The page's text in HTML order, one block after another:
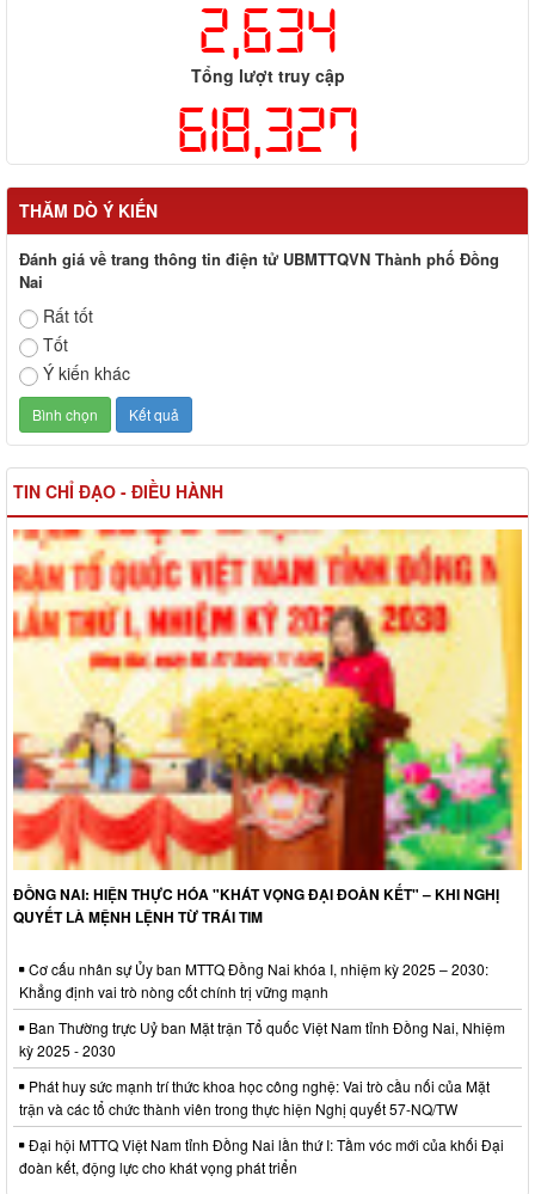
2,634
Tổng lượt truy cập
618,327
THĂM DÒ Ý KIẾN
Đánh giá về trang thông tin điện tử UBMTTQVN Thành phố Đồng
Nai
Rất tốt
Tốt
Ý kiến khác
TIN CHỈ ĐẠO - ĐIỀU HÀNH
ĐỒNG NAI: HIỆN THỰC HÓA "KHÁT VỌNG ĐẠI ĐOÀN KẾT" – KHI NGHỊ
QUYẾT LÀ MỆNH LỆNH TỪ TRÁI TIM
Cơ cấu nhân sự Ủy ban MTTQ Đồng Nai khóa I, nhiệm kỳ 2025 – 2030:
Khẳng định vai trò nòng cốt chính trị vững mạnh
Ban Thường trực Uỷ ban Mặt trận Tổ quốc Việt Nam tỉnh Đồng Nai, Nhiệm
kỳ 2025 - 2030
Phát huy sức mạnh trí thức khoa học công nghệ: Vai trò cầu nối của Mặt
trận và các tổ chức thành viên trong thực hiện Nghị quyết 57-NQ/TW
Đại hội MTTQ Việt Nam tỉnh Đồng Nai lần thứ I: Tầm vóc mới của khối Đại
đoàn kết, động lực cho khát vọng phát triển